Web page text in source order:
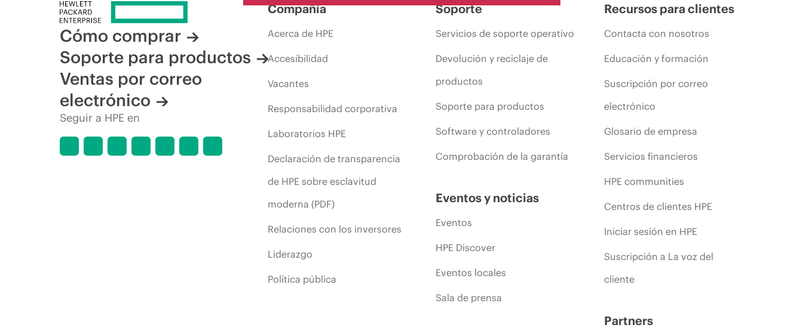
Cómo comprar
Soporte para productos
Ventas por correo
electrónico
Seguir a HPE en
Compañía
Acerca de HPE
Accesibilidad
Vacantes
Responsabilidad corporativa
Laboratorios HPE
Declaración de transparencia
de HPE sobre esclavitud
moderna (PDF)
Relaciones con los inversores
Liderazgo
Política pública
Soporte
Servicios de soporte operativo
Devolución y reciclaje de
productos
Soporte para productos
Software y controladores
Comprobación de la garantía
Eventos y noticias
Eventos
HPE Discover
Eventos locales
Sala de prensa
Recursos para clientes
Contacta con nosotros
Educación y formación
Suscripción por correo
electrónico
Glosario de empresa
Servicios financieros
HPE communities
Centros de clientes HPE
Iniciar sesión en HPE
Suscripción a La voz del
cliente
Partners